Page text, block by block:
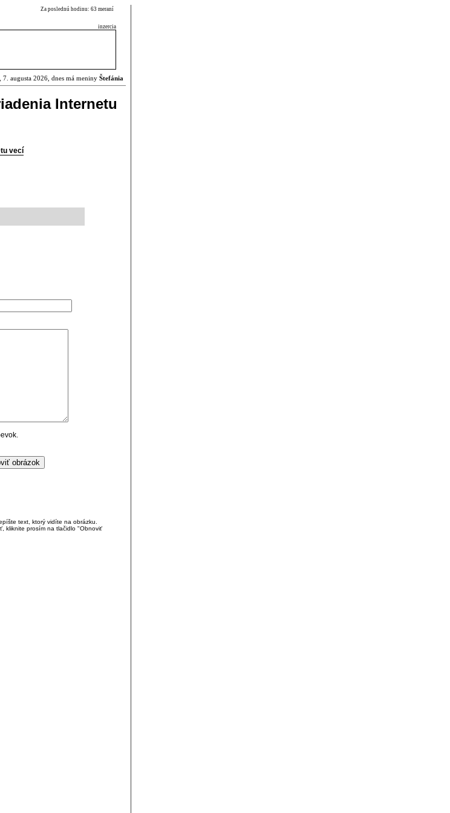
Za poslednú hodinu: 63 meraní
inzercia
7. augusta 2026, dnes má meniny Štefánia
Internetu
vecí
text, ktorý vidíte na obrázku.
kliknite prosím na tlačidlo "Obnoviť